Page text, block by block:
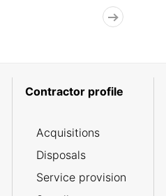
Contractor profile
Acquisitions
Disposals
Service provision